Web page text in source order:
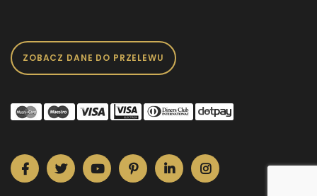
ZOBACZ DANE DO PRZELEWU